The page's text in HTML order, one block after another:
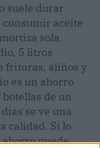
suele durar
consumir aceite
sola.
5 litros
frituras, aliños y
es un ahorro
de un
se ve una
calidad. Si lo
puede